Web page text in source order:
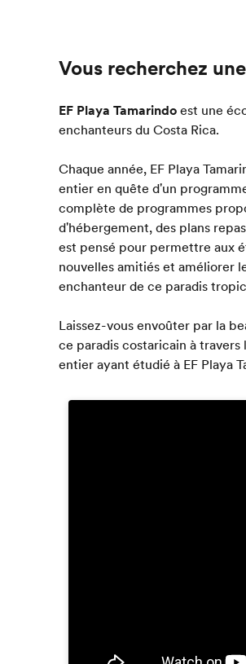
Vous recherchez
EF Playa Tamarindoest une
enchanteurs du Costa Rica.
Chaque année, EF Playa
entier en quête d'un
complète de programmes
d'hébergement, des plans
est pensé pour permettre aux
nouvelles amitiés et améliorer
enchanteur de ce paradis
Laissez-vous envoûter par la
ce paradis costaricain à travers
entier ayant étudié à EF Playa